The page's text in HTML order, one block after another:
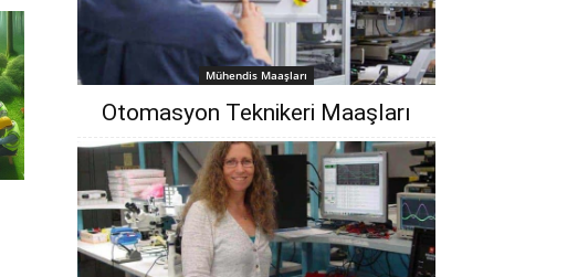
Mühendis Maaşları
Otomasyon Teknikeri Maaşları